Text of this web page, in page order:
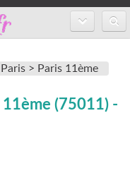
Paris > Paris 11ème
(75011) -